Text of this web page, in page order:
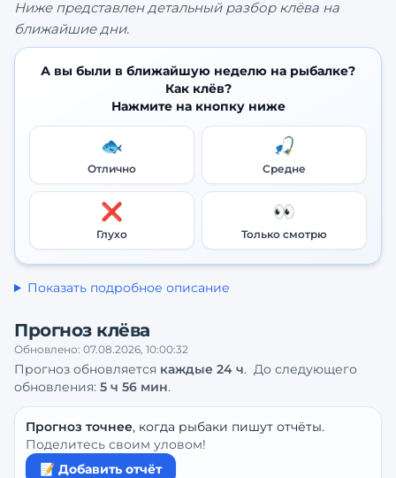
Ниже представлен детальный разбор клёва на
ближайшие дни.
А вы были в ближайшую неделю на рыбалке?
Как клёв?
Нажмите на кнопку ниже
🐟
Отлично
🎣
Средне
❌
Глухо
👀
Только смотрю
Показать подробное описание
Прогноз клёва
Обновлено: 07.08.2026, 10:00:32
Прогноз обновляется каждые 24 ч. До следующего
обновления: 5 ч 56 мин.
Прогноз точнее, когда рыбаки пишут отчёты.
Поделитесь своим уловом!
📝 Добавить отчёт